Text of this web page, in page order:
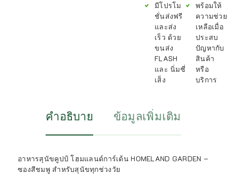
มีโปรโม
ชั่นส่งฟรี
และส่ง
เร็ว ด้วย
ขนส่ง
FLASH
และ นิ่มซี่
เส็ง
พร้อมให้
ความช่วย
เหลือเมื่อ
ประสบ
ปัญหากับ
สินค้า
หรือ
บริการ
คำอธิบาย ข้อมูลเพิ่มเติม
อาหารสุนัขคูปป์ โฮมแลนด์การ์เด้น HOMELAND GARDEN –
ซองสีชมพู สำหรับสุนัขทุกช่วงวัย